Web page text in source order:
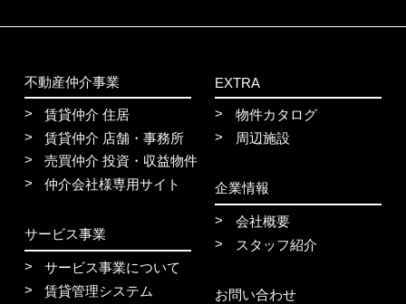
不動産仲介事業
賃貸仲介 住居
賃貸仲介 店舗・事務所
売買仲介 投資・収益物件
仲介会社様専用サイト
サービス事業
サービス事業について
賃貸管理システム
EXTRA
物件カタログ
周辺施設
企業情報
会社概要
スタッフ紹介
お問い合わせ